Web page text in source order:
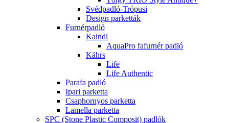
Svédpadló-Trópusi
Design parketták
Furnérpadló
Kaindl
AquaPro fafurnér padló
Kährs
Life
Life Authentic
Parafa padló
Ipari parketta
Csaphornyos parketta
Lamella parketta
SPC (Stone Plastic Composit) padlók